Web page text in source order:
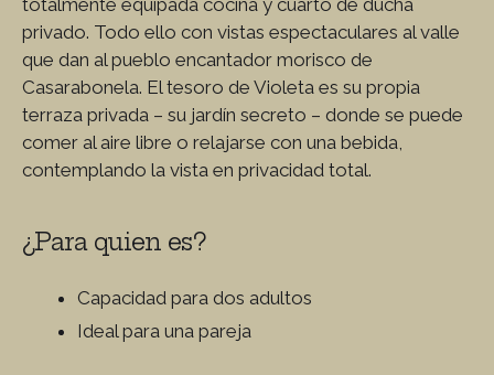
totalmente equipada cocina y cuarto de ducha
privado. Todo ello con vistas espectaculares al valle
que dan al pueblo encantador morisco de
Casarabonela. El tesoro de Violeta es su propia
terraza privada – su jardín secreto – donde se puede
comer al aire libre o relajarse con una bebida,
contemplando la vista en privacidad total.
¿Para quien es?
Capacidad para dos adultos
Ideal para una pareja